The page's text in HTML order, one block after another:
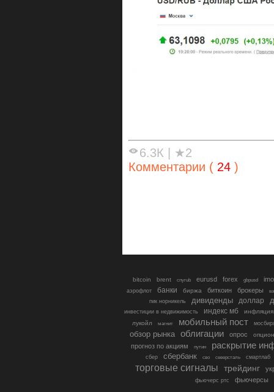
6.3К | ★2
Комментарии ( 24 )
bitcoin brent cnyrub eurusd forex gbpusd
аэрофлот банки биржа биткоин брокеры
гмк норникель
дивиденды доллар
инвестиции в недвижимость индекс мб
инфляция
лукойл
магнит мобильный пост
обзор рынка облигации опрос
прогноз по акциям путин раскрытие
сбер сбербанк сво северсталь смартлаб
торговые сигналы трейдинг
фьючерс ртс фьючерсы